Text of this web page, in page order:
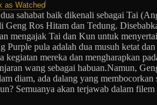
as Watched
sahabat baik dikenali sebagai Tai
Geng Ros Hitam dan Tedung.
mengajak Tai dan Kun untuk
Purple pula adalah dua musuh ketat
kegiatan mereka dan mengharapkan
wang sebagai habuan.Namun,
diam, ada dalang yang
Semuanya akan terjawab dalam